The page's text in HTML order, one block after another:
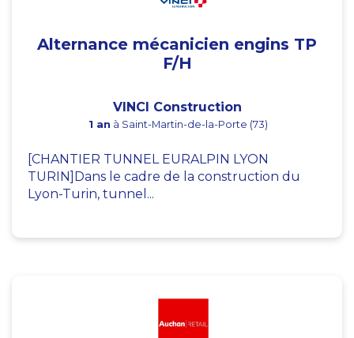
Alternance mécanicien engins TP
F/H
VINCI Construction
1 an à Saint-Martin-de-la-Porte (73)
[CHANTIER TUNNEL EURALPIN LYON
TURIN]Dans le cadre de la construction du
Lyon-Turin, tunnel...